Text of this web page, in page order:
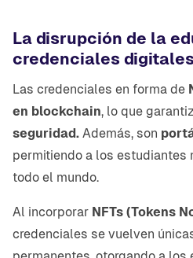
La disrupción de la
credenciales digitales
Las credenciales en forma de
en blockchain, lo que
seguridad. Además, son
permitiendo a los estudiantes
todo el mundo.
Al incorporar NFTs (Tokens
credenciales se vuelven